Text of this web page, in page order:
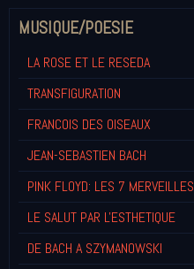
MUSIQUE/POESIE
LA ROSE ET LE RESEDA
TRANSFIGURATION
FRANCOIS DES OISEAUX
JEAN-SEBASTIEN BACH
PINK FLOYD: LES 7 MERVEILLES
LE SALUT PAR L'ESTHETIQUE
DE BACH A SZYMANOWSKI